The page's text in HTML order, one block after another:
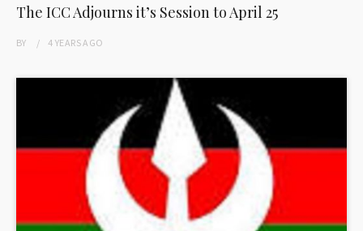
The ICC Adjourns it’s Session to April 25
BY 4 YEARSAGO